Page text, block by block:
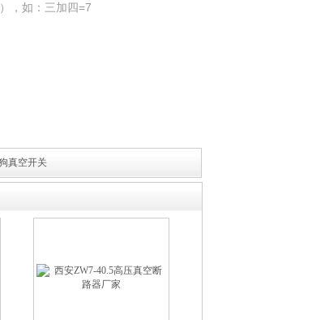
，如：三加四=7
真空开关